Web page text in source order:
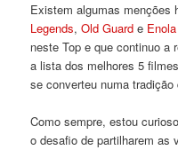
Existem algumas menções
Legends,Old Guard e
neste Top e que continuo a
a lista dos melhores 5
se converteu numa tradição
Como sempre, estou
o desafio de partilharem as